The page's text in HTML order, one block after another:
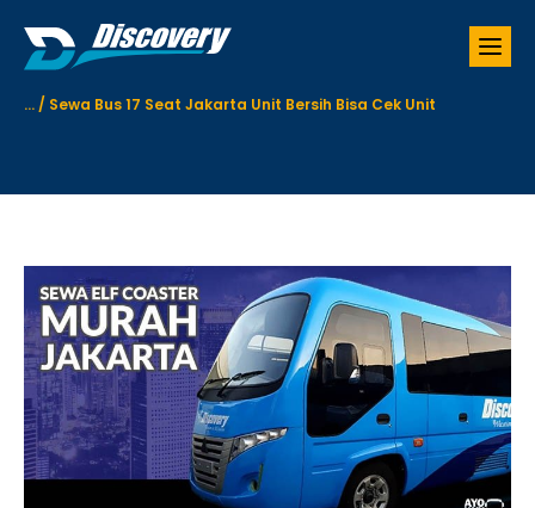
... / Sewa Bus 17 Seat Jakarta Unit Bersih Bisa Cek Unit